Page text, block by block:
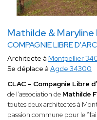
Mathilde & Maryline
COMPAGNIE LIBRE
Architecte à Montpellier
Se déplace à Agde 34300
CLAC – Compagnie Libre
de l’association de Mathilde
toutes deux architectes à
passion commune pour le